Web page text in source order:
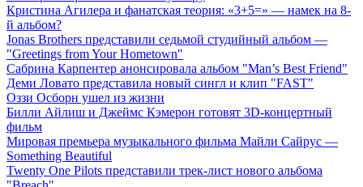
Кристина Агилера и фанатская теория: «3+5=» — намек на 8-
й альбом?
Jonas Brothers представили седьмой студийный альбом —
"Greetings from Your Hometown"
Сабрина Карпентер анонсировала альбом "Man’s Best Friend"
Деми Ловато представила новый сингл и клип "FAST"
Оззи Осборн ушел из жизни
Билли Айлиш и Джеймс Кэмерон готовят 3D-концертный
фильм
Мировая премьера музыкального фильма Майли Сайрус —
Something Beautiful
Twenty One Pilots представили трек-лист нового альбома